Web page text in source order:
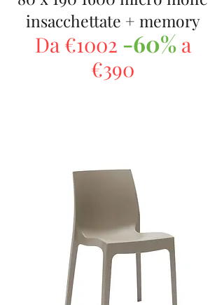
insacchettate + memory
Da €1002 -60%a
€390